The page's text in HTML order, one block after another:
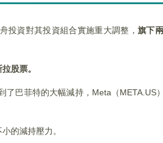
投資對其投資組合實施重大調整，旗下
股票。
了巴菲特的大幅減持，Meta（
的減持壓力。